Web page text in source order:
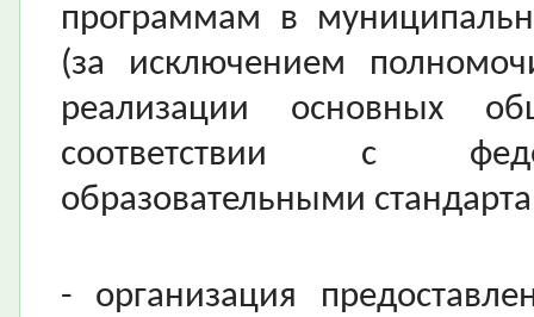
программам в
(за исключением
реализации основных
соответствии с
образовательными
- организация